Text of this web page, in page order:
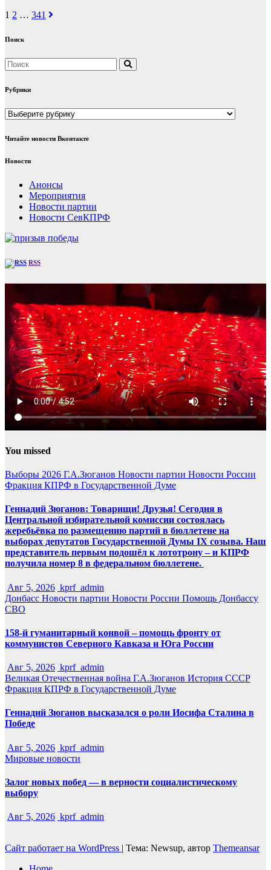
Навигация
по
1 2 … 341
Поиск
Рубрики
Рубрики
Читайте новости Вконтакте
Новости
Анонсы
Мероприятия
Новости партии
Новости СевКПРФ
RSS
You missed
Выборы 2026 Г.А.Зюганов Новости партии Новости России
Фракция КПРФ в Государственной Думе
Геннадий Зюганов: Товарищи! Друзья! Сегодня в
Центральной избирательной комиссии состоялась
жеребьёвка по размещению партий в бюллетене на
выборах депутатов Государственной Думы IX созыва. Наш
представитель первым подошёл к лототрону – и КПРФ
получила номер 8 в федеральном бюллетене.
Авг 5, 2026 kprf_admin
Донбасс Новости партии Новости России Помощь Донбассу
СВО
158-й гуманитарный конвой – помощь фронту от
коммунистов Северного Кавказа и Юга России
Авг 5, 2026 kprf_admin
Великая Отечественная война Г.А.Зюганов История СССР
Фракция КПРФ в Государственной Думе
Геннадий Зюганов высказался о роли Иосифа Сталина в
Победе
Авг 5, 2026 kprf_admin
Мировые новости
Залог новых побед — в верности социалистическому
выбору
Авг 5, 2026 kprf_admin
Сайт работает на WordPress | Тема: Newsup, автор Themeansar